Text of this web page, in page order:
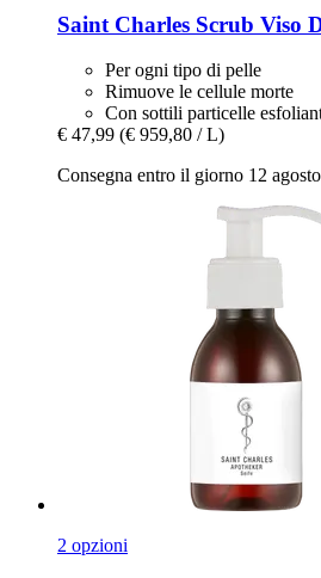
Saint Charles Scrub Viso
Per ogni tipo di pelle
Rimuove le cellule morte
Con sottili particelle
€ 47,99 (€ 959,80 / L)
Consegna entro il giorno 12 agosto
2 opzioni